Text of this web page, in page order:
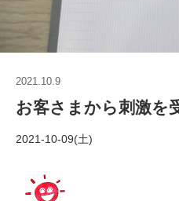
2021.10.9
お客さまから刺激を
2021-10-09(土)